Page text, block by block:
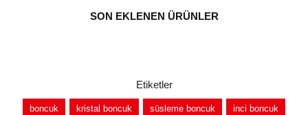
SON EKLENEN ÜRÜNLER
Etiketler
boncuk kristal boncuk süsleme boncuk inci boncuk